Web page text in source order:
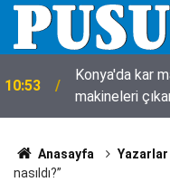
10:53
Konya'da kar maskesiyle araç soymuşlardı! Suç
makineleri
Anasayfa Yazarlar
nasıldı?”